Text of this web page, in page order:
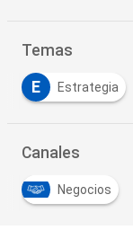
Temas
E Estrategia
Canales
Negocios